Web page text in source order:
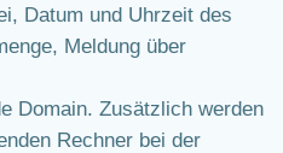
Datum und Uhrzeit des
Meldung über
Domain. Zusätzlich werden
Rechner bei der